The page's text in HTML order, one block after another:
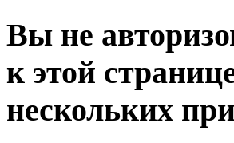
Вы не
к этой
нескольких